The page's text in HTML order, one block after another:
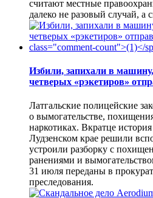
считают местные
далеко не разовый случай, а
Избили, запихали в
четверых «рэкетиров»
Латгальские полицейские
о вымогательстве,
наркотиках. Вкратце
Лудзенском крае решили
устроили разборку с
ранениями и
31 июля переданы в
преследования.